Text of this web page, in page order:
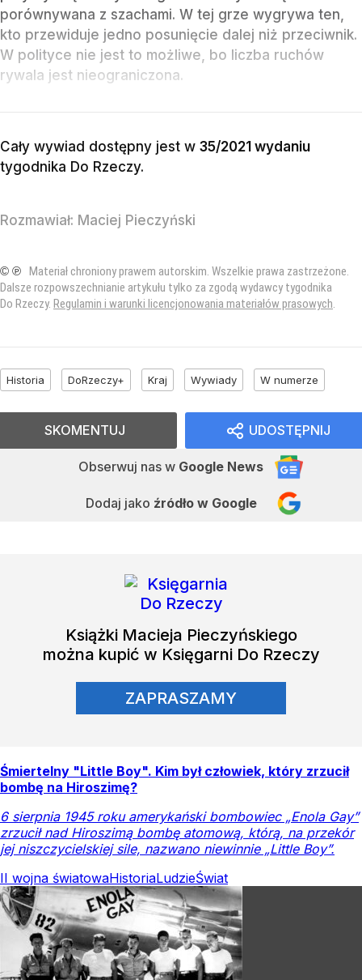
porównywana z szachami. W tej grze wygrywa ten,
kto przewiduje jedno posunięcie dalej niż przeciwnik.
W polityce nie jest to możliwe, bo liczba ruchów
rywala jest nieograniczona.
Cały wywiad dostępny jest w 35/2021 wydaniu
tygodnika Do Rzeczy.
Rozmawiał: Maciej Pieczyński
© ℗
Materiał chroniony prawem autorskim. Wszelkie prawa zastrzeżone.
Dalsze rozpowszechnianie artykułu tylko za zgodą wydawcy tygodnika
Do Rzeczy. Regulamin i warunki licencjonowania materiałów prasowych.
Historia DoRzeczy+ Kraj Wywiady W numerze
UDOSTĘPNIJ
Obserwuj nas w Google News
Dodaj jako źródło w Google
SKOMENTUJ
Książki Macieja Pieczyńskiego
można kupić w Księgarni Do Rzeczy
ZAPRASZAMY
Śmiertelny "Little Boy". Kim był człowiek, który zrzucił
bombę na Hiroszimę?
6 sierpnia 1945 roku amerykański bombowiec „Enola Gay”
zrzucił nad Hiroszimą bombę atomową, którą, na przekór
jej niszczycielskiej sile, nazwano niewinnie „Little Boy”.
II wojna światowaHistoriaLudzieŚwiat